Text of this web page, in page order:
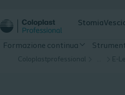
Stomia
Formazione continua
Coloplastprofessional E-